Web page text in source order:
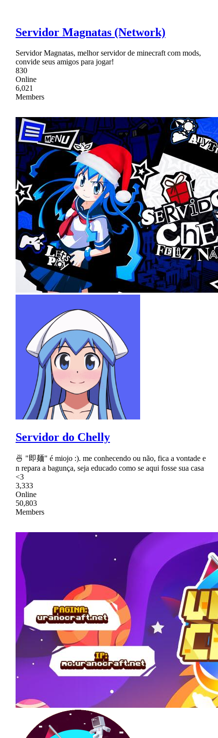
Servidor Magnatas (Network)
Servidor Magnatas, melhor servidor de minecraft com mods,
convide seus amigos para jogar!
830
Online
6,021
Members
Servidor do Chelly
🍜 "即麺" é miojo :). me conhecendo ou não, fica a vontade e
n repara a bagunça, seja educado como se aqui fosse sua casa
<3
3,333
Online
50,803
Members